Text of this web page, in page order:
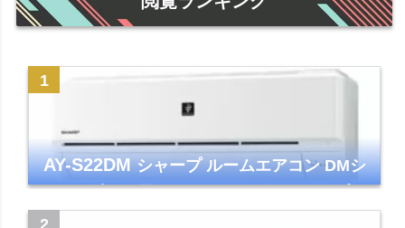
AY-S22DMシャープ ルームエアコン DMシ
リーズ 主に6畳 ホワイト 2024年モデル プラ